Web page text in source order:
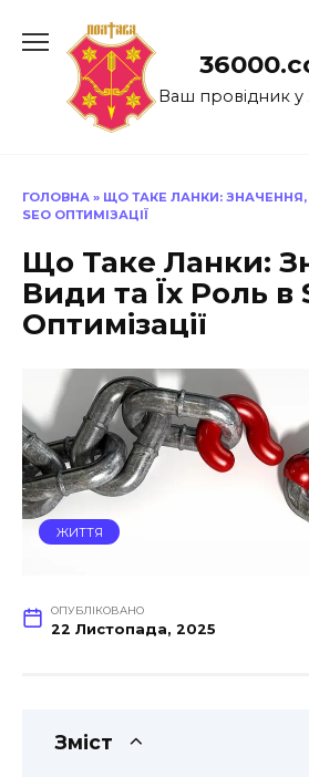
до
Ваш провідник у
ГОЛОВНА » ЩО ТАКЕ ЛАНКИ: ЗНАЧЕННЯ,
SEO ОПТИМІЗАЦІЇ
Що Таке Ланки:
Види та Їх Роль в
Оптимізації
ЖИТТЯ
ОПУБЛІКОВАНО
22 Листопада, 2025
Зміст